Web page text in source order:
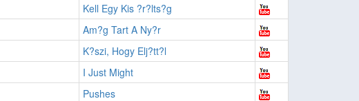
Kell Egy Kis ?r?lts?g
Am?g Tart A Ny?r
K?szi, Hogy Elj?tt?l
I Just Might
Pushes